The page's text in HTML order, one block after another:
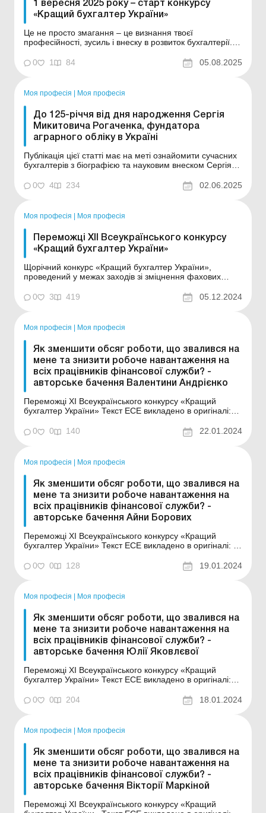
1 вересня 2025 року – старт конкурсу
«Кращий бухгалтер України»
Це не просто змагання – це визнання твоєї
професійності, зусиль і внеску в розвиток бухгалтерії. У
комерційних та бюджетних організацій. СТАРТУЄ
РЕЄСТРАЦІЯ на щорічний конкурс «Кращий бухгалтер
0 1 84 05.08.2025
Моя професія | Моя професія
До 125-річчя від дня народження Сергія
Микитовича Рогаченка, фундатора
аграрного обліку в Україні
Публікація цієї статті має на меті ознайомити сучасних
бухгалтерів з біографією та науковим внеском Сергія
Україні. У жовтні 2025 року виповнюється 125 років від
дня народження видатного науковця, теоретика і
0 4 234 02.06.2025
Моя професія Моя професія
Переможці XII Всеукраїнського конкурсу
«Кращий бухгалтер України»
Щорічний конкурс «Кращий бухгалтер України»,
проведений у межах заходів зі зміцнення фахових
листопада 2024 року. Подія, організована Громадською
організацією «Всеукраїнський бухгалтерський клуб» за
0 3 419 05.12.2024
Моя професія Моя професія
Як зменшити обсяг роботи, що звалився на
мене та знизити робоче навантаження на
всіх працівників фінансової служби? -
авторське бачення Валентини Андрієнко
Переможці XI Всеукраїнського конкурсу «Кращий
бухгалтер України» Текст ЕСЕ викладено в оригіналі:
специфічною моделлю ведення бухгалтерського обліку
військового майна, оскільки діють не тільки вимоги
0 0 140 22.01.2024
Моя професія | Моя професія
Як зменшити обсяг роботи, що звалився на
мене та знизити робоче навантаження на
всіх працівників фінансової служби? -
авторське бачення Айни Борових
Переможці XI Всеукраїнського конкурсу «Кращий
бухгалтер України» Текст ЕСЕ викладено в оригіналі: Я
року. Гадала, що вона буде якось пов’язана із кризовою
ситуацією в економіці або з «головним болем» усіх
0 0 128 19.01.2024
Моя професія Моя професія
Як зменшити обсяг роботи, що звалився на
мене та знизити робоче навантаження на
всіх працівників фінансової служби? -
авторське бачення Юлії Яковлєвої
Переможці XI Всеукраїнського конкурсу «Кращий
бухгалтер України» Текст ЕСЕ викладено в оригіналі:
висловлювання "Я працюю, щоб жити, а не живу, щоб
працювати". Це висловлювання стала для мене
0 0 204 18.01.2024
Моя професія Моя професія
Як зменшити обсяг роботи, що звалився на
мене та знизити робоче навантаження на
всіх працівників фінансової служби? -
авторське бачення Вікторії Маркіной
Переможці XI Всеукраїнського конкурсу «Кращий